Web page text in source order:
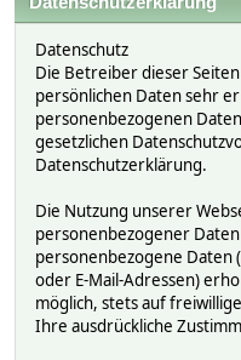
Datenschutz
Die Betreiber dieser
persönlichen Daten sehr
personenbezogenen
gesetzlichen
Datenschutzerklärung.
Die Nutzung unserer
personenbezogener
personenbezogene Daten
oder E-Mail-Adressen)
möglich, stets auf
Ihre ausdrückliche